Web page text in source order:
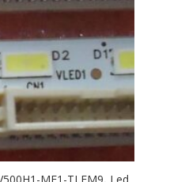
ME1-TLEM9, Led